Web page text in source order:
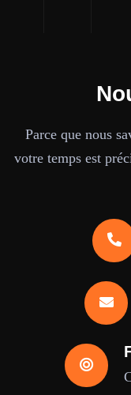
Parce que nous
votre temps est